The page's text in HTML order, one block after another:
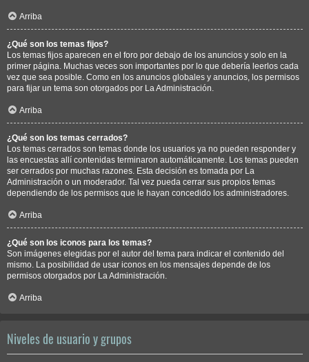
Arriba
¿Qué son los temas fijos?
Los temas fijos aparecen en el foro por debajo de los anuncios y solo en la
primer página. Muchas veces son importantes por lo que debería leerlos cada
vez que sea posible. Como en los anuncios globales y anuncios, los permisos
para fijar un tema son otorgados por La Administración.
Arriba
¿Qué son los temas cerrados?
Los temas cerrados son temas donde los usuarios ya no pueden responder y
las encuestas allí contenidas terminaron automáticamente. Los temas pueden
ser cerrados por muchas razones. Esta decisión es tomada por La
Administración o un moderador. Tal vez pueda cerrar sus propios temas
dependiendo de los permisos que le hayan concedido los administradores.
Arriba
¿Qué son los iconos para los temas?
Son imágenes elegidas por el autor del tema para indicar el contenido del
mismo. La posibilidad de usar iconos en los mensajes depende de los
permisos otorgados por La Administración.
Arriba
Niveles de usuario y grupos